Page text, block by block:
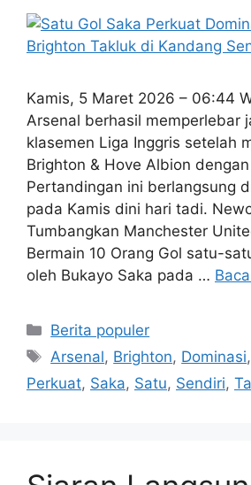
Kamis, 5 Maret 2026 – 06:44
Arsenal berhasil memperlebar
klasemen Liga Inggris setelah
Brighton & Hove Albion
Pertandingan ini berlangsung
pada Kamis dini hari tadi.
Tumbangkan Manchester
Bermain 10 Orang Gol satu-
oleh Bukayo Saka pada …
Kategori
Berita populer
Tag
Arsenal, Brighton, Dominasi,
Perkuat, Saka, Satu, Sendiri,